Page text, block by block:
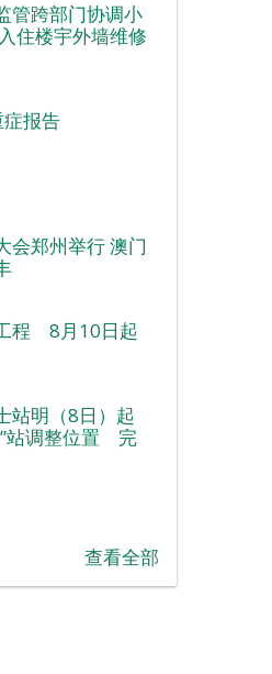
管跨部门协调小
住楼宇外墙维修
报告
会郑州举行 澳门
程 8月10日起
站明（8日）起
站调整位置 完
查看全部